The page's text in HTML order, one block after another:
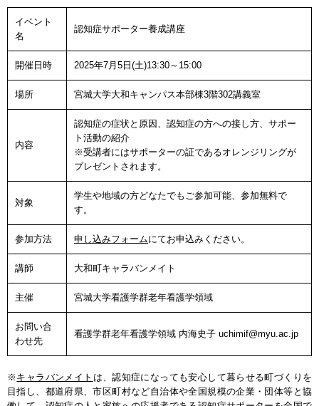
イベント
名
認知症サポーター養成講座
開催日時 2025年7月5日(土)13:30～15:00
場所 宮城大学大和キャンパス本部棟3階302講義室
内容
認知症の症状と原因、認知症の方への接し方、サポー
ト活動の紹介
※受講者にはサポーターの証であるオレンジリングが
プレゼントされます。
対象
学生や地域の方どなたでもご参加可能、参加無料で
す。
参加方法 申し込みフォームにてお申込みください。
講師 大和町キャラバンメイト
主催 宮城大学看護学群老年看護学領域
お問い合
わせ先
看護学群老年看護学領域 内海史子 uchimif@myu.ac.jp
※ キャラバンメイト は、認知症になっても安心して暮らせる町づくりを
目指し、都道府県、市区町村など自治体や全国規模の企業・団体等と協